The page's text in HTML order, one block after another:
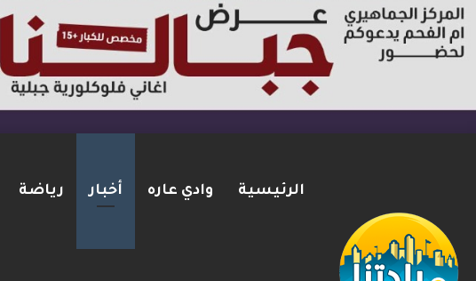
الرئيسية وادي عاره أخبار رياضة